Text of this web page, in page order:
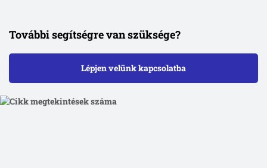
További segítségre van szüksége?
Lépjen velünk kapcsolatba